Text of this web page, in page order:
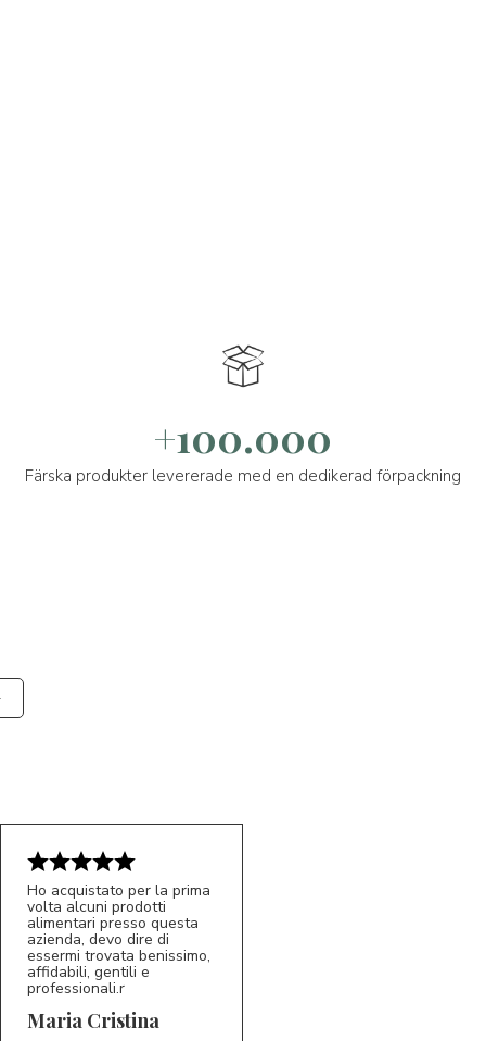
+100.000
Färska produkter levererade med en dedikerad förpackning
MC 5/5
Ho acquistato per la prima
volta alcuni prodotti
alimentari presso questa
azienda, devo dire di
essermi trovata benissimo,
affidabili, gentili e
professionali.r
Maria Cristina